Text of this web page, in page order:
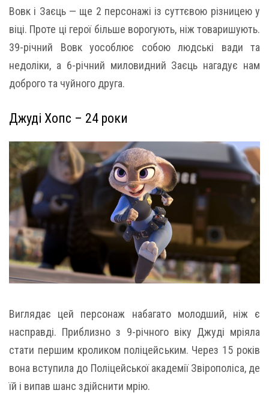
Вовк і Заєць — ще 2 персонажі із суттєвою різницею у
віці. Проте ці герої більше ворогують, ніж товаришують.
39-річний Вовк уособлює собою людські вади та
недоліки, а 6-річний миловидний Заєць нагадує нам
доброго та чуйного друга.
Джуді Хопс – 24 роки
Виглядає цей персонаж набагато молодший, ніж є
насправді. Приблизно з 9-річного віку Джуді мріяла
стати першим кроликом поліцейським. Через 15 років
вона вступила до Поліцейської академії Звірополіса, де
їй і випав шанс здійснити мрію.